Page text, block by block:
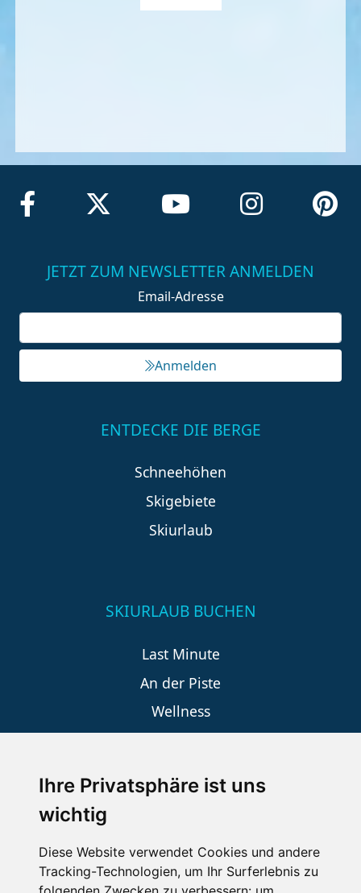
Ihre Privatsphäre ist uns
wichtig
Diese Website verwendet Cookies und andere
Tracking-Technologien, um Ihr Surferlebnis zu
JETZT ZUM NEWSLETTER ANMELDEN
Email-Adresse
Anmelden
ENTDECKE DIE BERGE
Schneehöhen
Skigebiete
Skiurlaub
SKIURLAUB BUCHEN
Last Minute
An der Piste
Wellness
SCHNEEHÖHEN SKI APP
Die Schneehoehen Ski APP für iOS und Android - Ein
Muss für alle Wintersportler und Schneefreaks!